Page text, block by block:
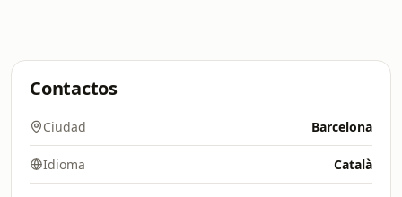
Contactos
Ciudad Barcelona
Idioma Català